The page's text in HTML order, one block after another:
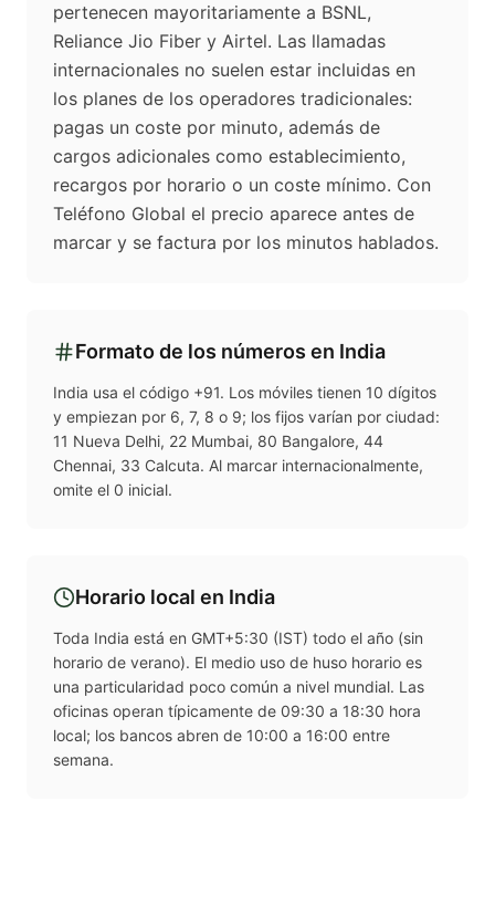
pertenecen mayoritariamente a BSNL,
Reliance Jio Fiber y Airtel. Las llamadas
internacionales no suelen estar incluidas en
los planes de los operadores tradicionales:
pagas un coste por minuto, además de
cargos adicionales como establecimiento,
recargos por horario o un coste mínimo. Con
Teléfono Global el precio aparece antes de
marcar y se factura por los minutos hablados.
Formato de los números en India
India usa el código +91. Los móviles tienen 10 dígitos
y empiezan por 6, 7, 8 o 9; los fijos varían por ciudad:
11 Nueva Delhi, 22 Mumbai, 80 Bangalore, 44
Chennai, 33 Calcuta. Al marcar internacionalmente,
omite el 0 inicial.
Horario local en India
Toda India está en GMT+5:30 (IST) todo el año (sin
horario de verano). El medio uso de huso horario es
una particularidad poco común a nivel mundial. Las
oficinas operan típicamente de 09:30 a 18:30 hora
local; los bancos abren de 10:00 a 16:00 entre
semana.